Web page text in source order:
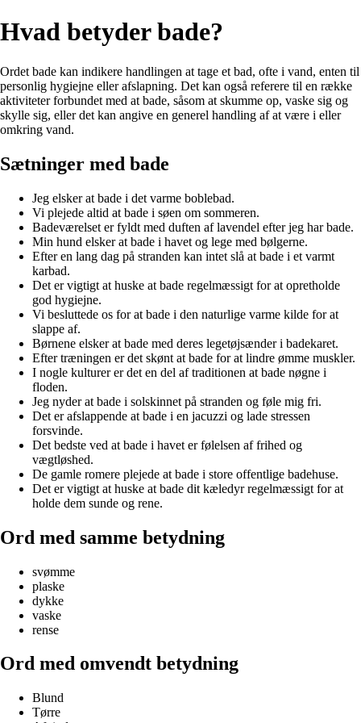
Hvad betyder bade?
Ordet bade kan indikere handlingen at tage et bad, ofte i vand, enten til
personlig hygiejne eller afslapning. Det kan også referere til en række
aktiviteter forbundet med at bade, såsom at skumme op, vaske sig og
skylle sig, eller det kan angive en generel handling af at være i eller
omkring vand.
Sætninger med bade
Jeg elsker at bade i det varme boblebad.
Vi plejede altid at bade i søen om sommeren.
Badeværelset er fyldt med duften af lavendel efter jeg har bade.
Min hund elsker at bade i havet og lege med bølgerne.
Efter en lang dag på stranden kan intet slå at bade i et varmt
karbad.
Det er vigtigt at huske at bade regelmæssigt for at opretholde
god hygiejne.
Vi besluttede os for at bade i den naturlige varme kilde for at
slappe af.
Børnene elsker at bade med deres legetøjsænder i badekaret.
Efter træningen er det skønt at bade for at lindre ømme muskler.
I nogle kulturer er det en del af traditionen at bade nøgne i
floden.
Jeg nyder at bade i solskinnet på stranden og føle mig fri.
Det er afslappende at bade i en jacuzzi og lade stressen
forsvinde.
Det bedste ved at bade i havet er følelsen af frihed og
vægtløshed.
De gamle romere plejede at bade i store offentlige badehuse.
Det er vigtigt at huske at bade dit kæledyr regelmæssigt for at
holde dem sunde og rene.
Ord med samme betydning
svømme
plaske
dykke
vaske
rense
Ord med omvendt betydning
Blund
Tørre